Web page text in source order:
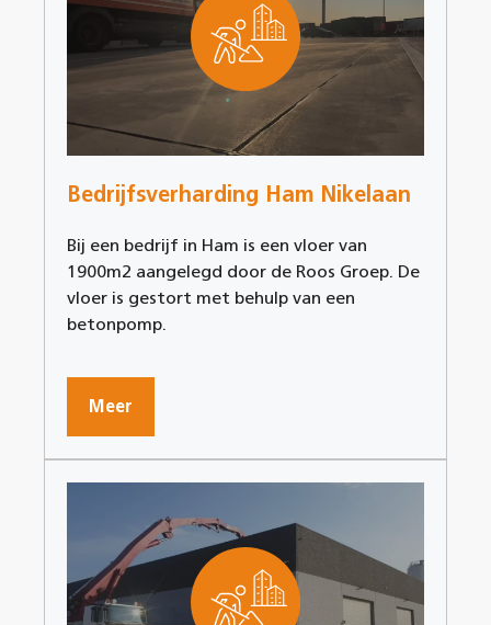
Bedrijfsverharding Ham Nikelaan
Bij een bedrijf in Ham is een vloer van
1900m2 aangelegd door de Roos Groep. De
vloer is gestort met behulp van een
betonpomp.
Meer